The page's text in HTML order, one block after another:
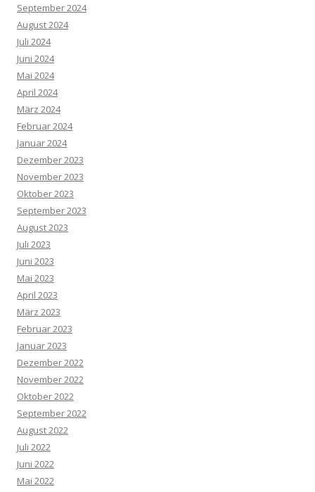
September 2024
August 2024
Juli 2024
Juni 2024
Mai 2024
April 2024
März 2024
Februar 2024
Januar 2024
Dezember 2023
November 2023
Oktober 2023
September 2023
August 2023
Juli 2023
Juni 2023
Mai 2023
April 2023
März 2023
Februar 2023
Januar 2023
Dezember 2022
November 2022
Oktober 2022
September 2022
August 2022
Juli 2022
Juni 2022
Mai 2022